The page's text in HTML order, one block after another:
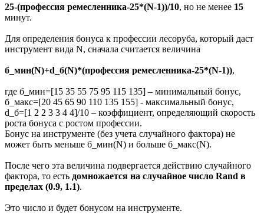
25-(профессия ремесленника-25*(N-1))/10, но не менее 15
минут.
Для определения бонуса к профессии лесоруба, который даст
инструмент вида N, сначала считается величина
б_мин(N)+d_б(N)*(профессия ремесленника-25*(N-1)),
где б_мин=[15 35 55 75 95 115 135] – минимальный бонус,
б_макс=[20 45 65 90 110 135 155] - максимальный бонус,
d_б=[1 2 2 3 3 4 4]/10 – коэффициент, определяющий скорость
роста бонуса с ростом профессии.
Бонус на инструменте (без учета случайного фактора) не
может быть меньше б_мин(N) и больше б_макс(N).
После чего эта величина подвергается действию случайного
фактора, то есть домножается на случайное число Rand в
пределах (0.9, 1.1).
Это число и будет бонусом на инструменте.